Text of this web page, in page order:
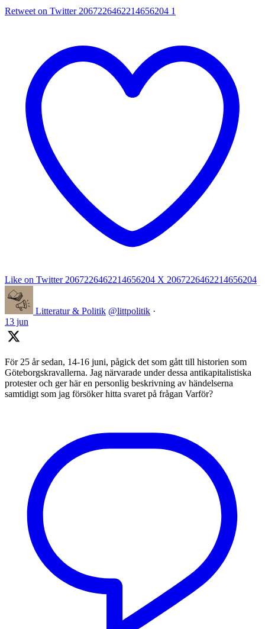
Retweet on Twitter 2067226462214656204 1
Like on Twitter 2067226462214656204 X 2067226462214656204
Litteratur & Politik @littpolitik ·
13 jun
För 25 år sedan, 14-16 juni, pågick det som gått till historien som
Göteborgskravallerna. Jag närvarade under dessa antikapitalistiska
protester och ger här en personlig beskrivning av händelserna
samtidigt som jag försöker hitta svaret på frågan Varför?